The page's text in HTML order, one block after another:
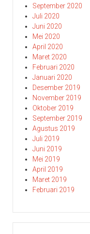
September 2020
Juli 2020
Juni 2020
Mei 2020
April 2020
Maret 2020
Februari 2020
Januari 2020
Desember 2019
November 2019
Oktober 2019
September 2019
Agustus 2019
Juli 2019
Juni 2019
Mei 2019
April 2019
Maret 2019
Februari 2019